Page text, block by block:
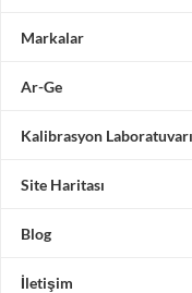
Markalar
Ar-Ge
Kalibrasyon Laboratuvarı
Site Haritası
Blog
İletişim